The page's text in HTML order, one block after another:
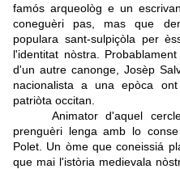
famós arqueològ e un
coneguèri pas, mas que
populara sant-sulpiçòla per
l'identitat nòstra.
d'un autre canonge, Josèp
nacionalista a una epòca
patriòta occitan.
Animator d'aquel cercle
prenguèri lenga amb lo
Polet. Un òme que coneissiá
que mai l'istòria medievala